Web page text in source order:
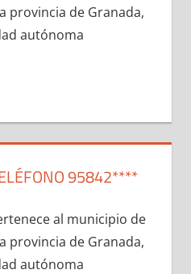
provincia dе Granada,
autónoma
95842****
al municipio dе
provincia dе Granada,
autónoma